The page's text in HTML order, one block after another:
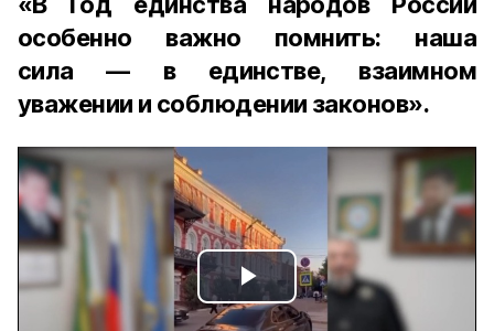
особенно важно помнить: наша
сила — в единстве, взаимном
уважении и соблюдении законов».
Play